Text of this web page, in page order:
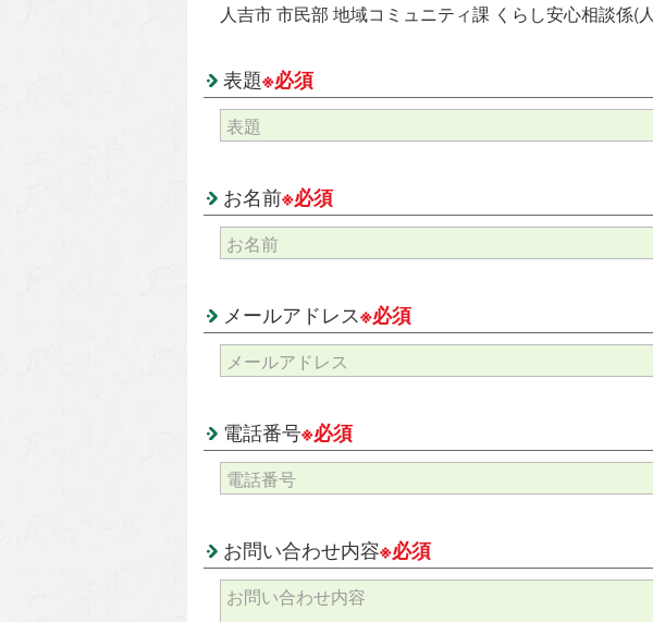
人吉市 市民部 地域コミュニティ課 くらし安心相談係(
表題※必須
お名前※必須
メールアドレス※必須
電話番号※必須
お問い合わせ内容※必須